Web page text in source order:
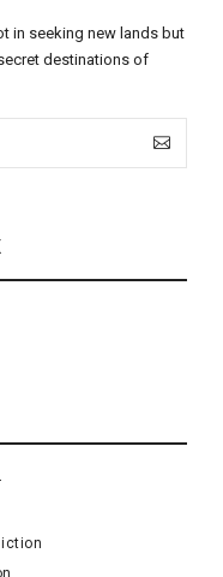
in seeking new lands but
destinations of